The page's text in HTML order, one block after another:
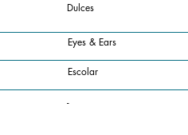
Dulces
Eyes & Ears
Escolar
-